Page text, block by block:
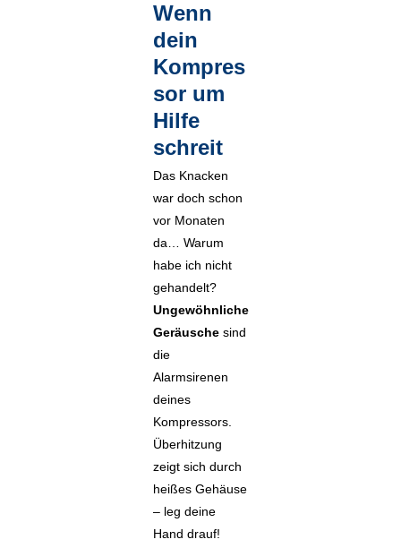
Wenn
dein
Kompres
sor um
Hilfe
schreit
Das Knacken
war doch schon
vor Monaten
da… Warum
habe ich nicht
gehandelt?
Ungewöhnliche
Geräusche sind
die
Alarmsirenen
deines
Kompressors.
Überhitzung
zeigt sich durch
heißes Gehäuse
– leg deine
Hand drauf!